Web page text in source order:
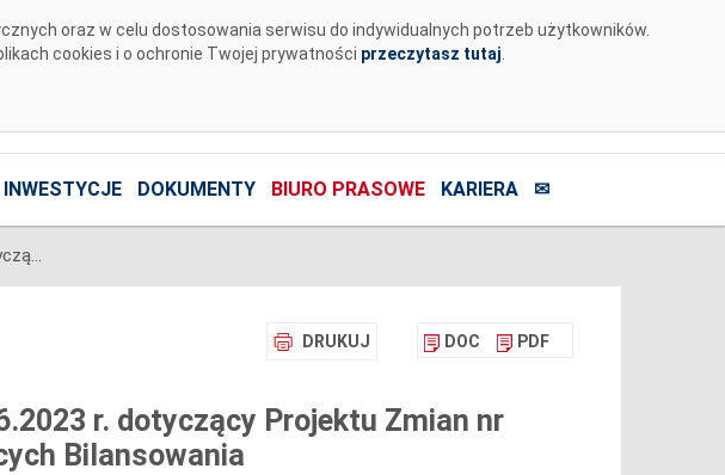
oraz w celu dostosowania serwisu do indywidualnych potrzeb użytkowników.
cookies i o ochronie Twojej prywatności przeczytasz tutaj
INWESTYCJE DOKUMENTY BIURO PRASOWE KARIERA ✉
Komunikat OSP z dnia 07.06.2023 r. dotyczący Projektu Zmian nr 9/2023 Warunków Dotyczących Bilansowania
DRUKUJ DOC PDF
r. dotyczący Projektu Zmian nr
Bilansowania